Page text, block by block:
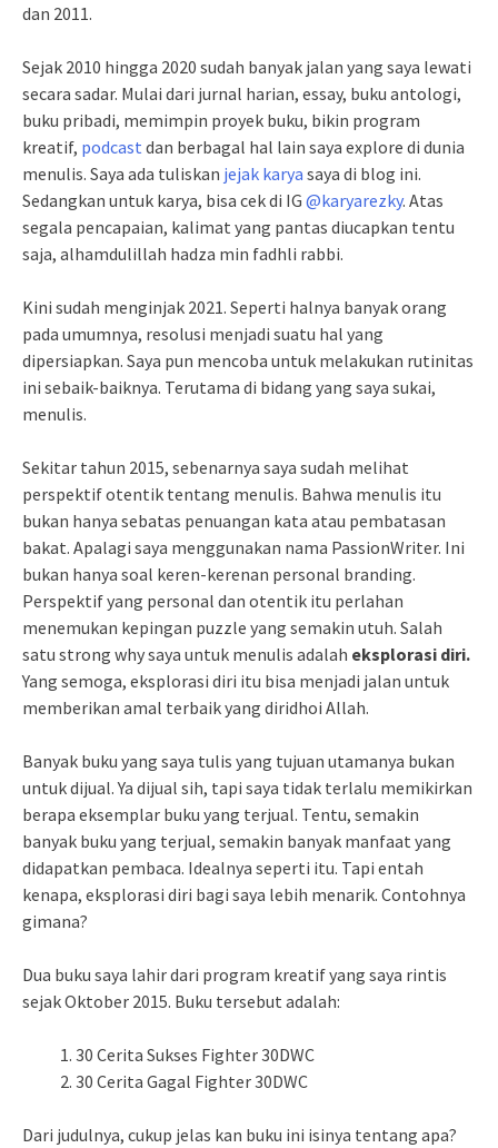
dan 2011.
Sejak 2010 hingga 2020 sudah banyak jalan yang saya lewati
secara sadar. Mulai dari jurnal harian, essay, buku antologi,
buku pribadi, memimpin proyek buku, bikin program
kreatif, podcast dan berbagal hal lain saya explore di dunia
menulis. Saya ada tuliskan jejak karya saya di blog ini.
Sedangkan untuk karya, bisa cek di IG @karyarezky. Atas
segala pencapaian, kalimat yang pantas diucapkan tentu
saja, alhamdulillah hadza min fadhli rabbi.
Kini sudah menginjak 2021. Seperti halnya banyak orang
pada umumnya, resolusi menjadi suatu hal yang
dipersiapkan. Saya pun mencoba untuk melakukan rutinitas
ini sebaik-baiknya. Terutama di bidang yang saya sukai,
menulis.
Sekitar tahun 2015, sebenarnya saya sudah melihat
perspektif otentik tentang menulis. Bahwa menulis itu
bukan hanya sebatas penuangan kata atau pembatasan
bakat. Apalagi saya menggunakan nama PassionWriter. Ini
bukan hanya soal keren-kerenan personal branding.
Perspektif yang personal dan otentik itu perlahan
menemukan kepingan puzzle yang semakin utuh. Salah
satu strong why saya untuk menulis adalah eksplorasi diri.
Yang semoga, eksplorasi diri itu bisa menjadi jalan untuk
memberikan amal terbaik yang diridhoi Allah.
Banyak buku yang saya tulis yang tujuan utamanya bukan
untuk dijual. Ya dijual sih, tapi saya tidak terlalu memikirkan
berapa eksemplar buku yang terjual. Tentu, semakin
banyak buku yang terjual, semakin banyak manfaat yang
didapatkan pembaca. Idealnya seperti itu. Tapi entah
kenapa, eksplorasi diri bagi saya lebih menarik. Contohnya
gimana?
Dua buku saya lahir dari program kreatif yang saya rintis
sejak Oktober 2015. Buku tersebut adalah:
30 Cerita Sukses Fighter 30DWC
30 Cerita Gagal Fighter 30DWC
Dari judulnya, cukup jelas kan buku ini isinya tentang apa?